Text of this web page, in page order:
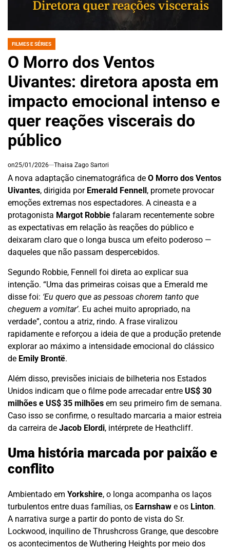
POSTED
FILMES E SÉRIES
O Morro dos Ventos
Uivantes: diretora aposta em
impacto emocional intenso e
quer reações viscerais do
público
on25/01/2026 Thaisa Zago Sartori
A nova adaptação cinematográfica de O Morro dos Ventos
Uivantes, dirigida por Emerald Fennell, promete provocar
emoções extremas nos espectadores. A cineasta e a
protagonista Margot Robbie falaram recentemente sobre
as expectativas em relação às reações do público e
deixaram claro que o longa busca um efeito poderoso —
daqueles que não passam despercebidos.
Segundo Robbie, Fennell foi direta ao explicar sua
intenção. “Uma das primeiras coisas que a Emerald me
disse foi: ‘Eu quero que as pessoas chorem tanto que
cheguem a vomitar’. Eu achei muito apropriado, na
verdade”, contou a atriz, rindo. A frase viralizou
rapidamente e reforçou a ideia de que a produção pretende
explorar ao máximo a intensidade emocional do clássico
de Emily Brontë.
Além disso, previsões iniciais de bilheteria nos Estados
Unidos indicam que o filme pode arrecadar entre US$ 30
milhões e US$ 35 milhões em seu primeiro fim de semana.
Caso isso se confirme, o resultado marcaria a maior estreia
da carreira de Jacob Elordi, intérprete de Heathcliff.
Uma história marcada por paixão e
conflito
Ambientado em Yorkshire, o longa acompanha os laços
turbulentos entre duas famílias, os Earnshaw e os Linton.
A narrativa surge a partir do ponto de vista do Sr.
Lockwood, inquilino de Thrushcross Grange, que descobre
os acontecimentos de Wuthering Heights por meio dos